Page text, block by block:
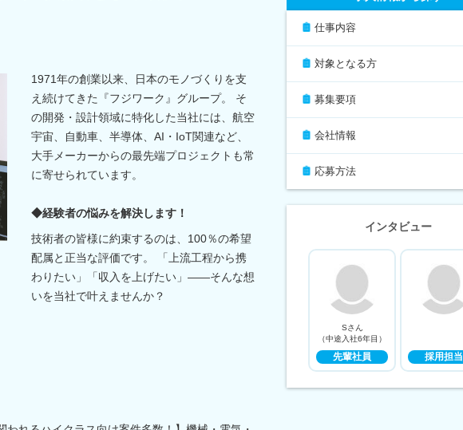
1971年の創業以来、日本のモノづくりを支
え続けてきた『フジワーク』グループ。 そ
の開発・設計領域に特化した当社には、航空
宇宙、自動車、半導体、AI・IoT関連など、
大手メーカーからの最先端プロジェクトも常
に寄せられています。
◆経験者の悩みを解決します！
技術者の皆様に約束するのは、100％の希望
配属と正当な評価です。 「上流工程から携
わりたい」「収入を上げたい」――そんな想
いを当社で叶えませんか？
仕事内容
対象となる方
募集要項
会社情報
応募方法
インタビュー
Sさん
（中途入社6年目）
先輩社員 採用担当